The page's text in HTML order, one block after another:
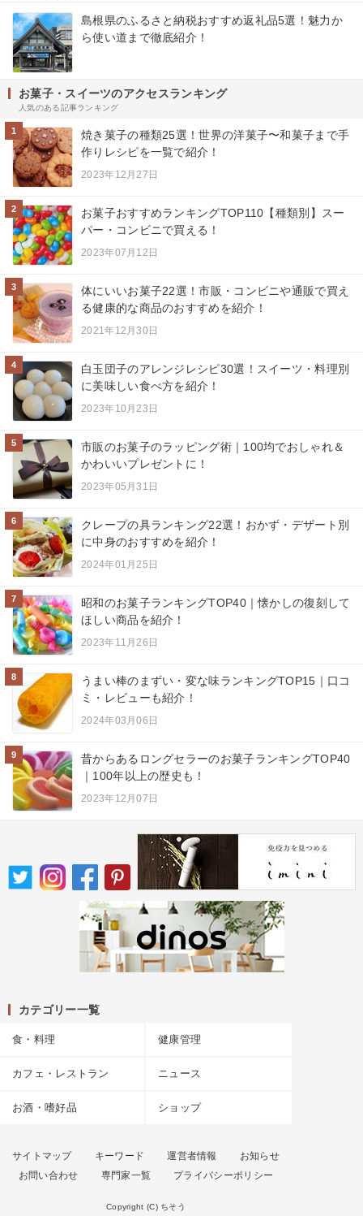
島根県のふるさと納税おすすめ返礼品5選！魅力か
ら使い道まで徹底紹介！
お菓子・スイーツのアクセスランキング
人気のある記事ランキング
1
焼き菓子の種類25選！世界の洋菓子〜和菓子まで手
作りレシピを一覧で紹介！
2023年12月27日
2
お菓子おすすめランキングTOP110【種類別】スー
パー・コンビニで買える！
2023年07月12日
3
体にいいお菓子22選！市販・コンビニや通販で買え
る健康的な商品のおすすめを紹介！
2021年12月30日
4
白玉団子のアレンジレシピ30選！スイーツ・料理別
に美味しい食べ方を紹介！
2023年10月23日
5
市販のお菓子のラッピング術｜100均でおしゃれ＆
かわいいプレゼントに！
2023年05月31日
6
クレープの具ランキング22選！おかず・デザート別
に中身のおすすめを紹介！
2024年01月25日
7
昭和のお菓子ランキングTOP40｜懐かしの復刻して
ほしい商品を紹介！
2023年11月26日
8
うまい棒のまずい・変な味ランキングTOP15｜口コ
ミ・レビューも紹介！
2024年03月06日
9
昔からあるロングセラーのお菓子ランキングTOP40
｜100年以上の歴史も！
2023年12月07日
カテゴリー一覧
食・料理 健康管理
カフェ・レストラン ニュース
お酒・嗜好品 ショップ
サイトマップ キーワード 運営者情報
お知らせ
お問い合わせ
専門家一覧 プライバシーポリシー
Copyright (C) ちそう